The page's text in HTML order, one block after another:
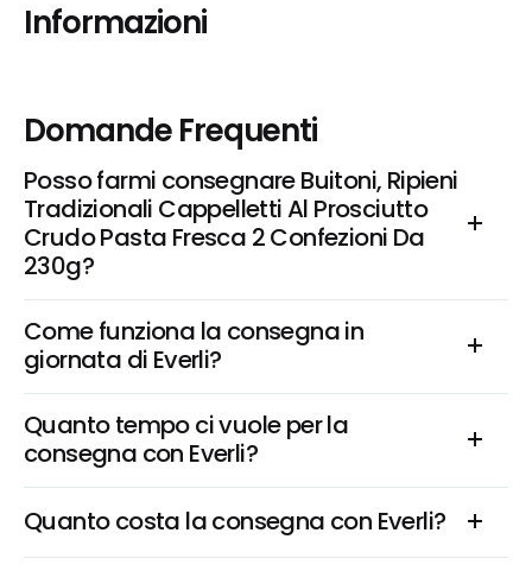
Informazioni
Domande Frequenti
Posso farmi consegnare Buitoni, Ripieni
Tradizionali Cappelletti Al Prosciutto
Crudo Pasta Fresca 2 Confezioni Da
230g?
Come funziona la consegna in
giornata di Everli?
Quanto tempo ci vuole per la
consegna con Everli?
Quanto costa la consegna con Everli?